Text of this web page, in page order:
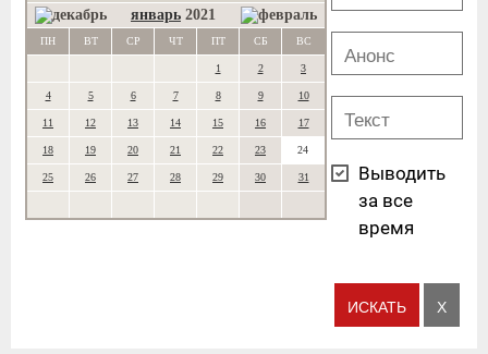
январь 2021
ПН ВТ СР ЧТ ПТ СБ ВС
1 2 3
4 5 6 7 8 9 10
11 12 13 14 15 16 17
18 19 20 21 22 23 24
25 26 27 28 29 30 31
Выводить
за все
время